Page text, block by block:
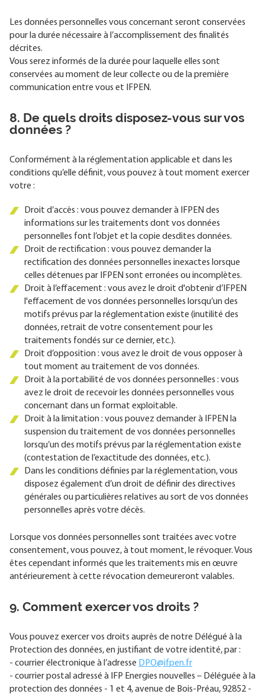
Les données personnelles vous concernant seront conservées
pour la durée nécessaire à l’accomplissement des finalités
décrites.
Vous serez informés de la durée pour laquelle elles sont
conservées au moment de leur collecte ou de la première
communication entre vous et IFPEN.
8. De quels droits disposez-vous sur vos
données ?
Conformément à la réglementation applicable et dans les
conditions qu’elle définit, vous pouvez à tout moment exercer
votre :
Droit d’accès : vous pouvez demander à IFPEN des
informations sur les traitements dont vos données
personnelles font l’objet et la copie desdites données.
Droit de rectification : vous pouvez demander la
rectification des données personnelles inexactes lorsque
celles détenues par IFPEN sont erronées ou incomplètes.
Droit à l’effacement : vous avez le droit d'obtenir d’IFPEN
l'effacement de vos données personnelles lorsqu’un des
motifs prévus par la réglementation existe (inutilité des
données, retrait de votre consentement pour les
traitements fondés sur ce dernier, etc.).
Droit d’opposition : vous avez le droit de vous opposer à
tout moment au traitement de vos données.
Droit à la portabilité de vos données personnelles : vous
avez le droit de recevoir les données personnelles vous
concernant dans un format exploitable.
Droit à la limitation : vous pouvez demander à IFPEN la
suspension du traitement de vos données personnelles
lorsqu’un des motifs prévus par la réglementation existe
(contestation de l’exactitude des données, etc.).
Dans les conditions définies par la réglementation, vous
disposez également d’un droit de définir des directives
générales ou particulières relatives au sort de vos données
personnelles après votre décès.
Lorsque vos données personnelles sont traitées avec votre
consentement, vous pouvez, à tout moment, le révoquer. Vous
êtes cependant informés que les traitements mis en œuvre
antérieurement à cette révocation demeureront valables.
9. Comment exercer vos droits ?
Vous pouvez exercer vos droits auprès de notre Délégué à la
Protection des données, en justifiant de votre identité, par :
- courrier électronique à l’adresse DPO@ifpen.fr
- courrier postal adressé à IFP Energies nouvelles – Déléguée à la
protection des données - 1 et 4, avenue de Bois-Préau, 92852 -